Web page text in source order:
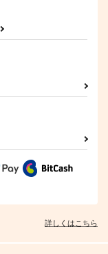
詳しくはこちら